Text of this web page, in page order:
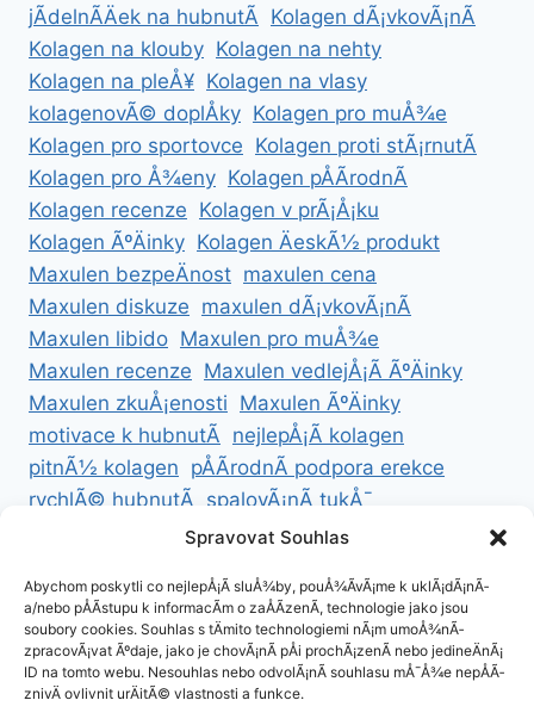
jÃ­delnÃ­Äek na hubnutÃ­ Kolagen dÃ¡vkovÃ¡nÃ­
Kolagen na klouby Kolagen na nehty
Kolagen na pleÅ¥ Kolagen na vlasy
kolagenovÃ© doplÅky Kolagen pro muÅ¾e
Kolagen pro sportovce Kolagen proti stÃ¡rnutÃ­
Kolagen pro Å¾eny Kolagen pÅÃ­rodnÃ­
Kolagen recenze Kolagen v prÃ¡Å¡ku
Kolagen ÃºÄinky Kolagen ÄeskÃ½ produkt
Maxulen bezpeÄnost maxulen cena
Maxulen diskuze maxulen dÃ¡vkovÃ¡nÃ­
Maxulen libido Maxulen pro muÅ¾e
Maxulen recenze Maxulen vedlejÅ¡Ã­ ÃºÄinky
Maxulen zkuÅ¡enosti Maxulen ÃºÄinky
motivace k hubnutÃ­ nejlepÅ¡Ã­ kolagen
pitnÃ½ kolagen pÅÃ­rodnÃ­ podpora erekce
rychlÃ© hubnutÃ­ spalovÃ¡nÃ­ tukÅ¯
ZdravÃ© hubnutÃ­ ZdravÃ© recepty na hubnutÃ­
ZÃ¡sady cookies (EU)
Spravovat Souhlas
Abychom poskytli co nejlepÅ¡Ã­ sluÅ¾by, pouÅ¾Ã­vÃ¡me k uklÃ¡dÃ¡nÃ­
a/nebo pÅÃ­stupu k informacÃ­m o zaÅÃ­zenÃ­, technologie jako jsou
soubory cookies. Souhlas s tÄmito technologiemi nÃ¡m umoÅ¾nÃ­
zpracovÃ¡vat Ãºdaje, jako je chovÃ¡nÃ­ pÅi prochÃ¡zenÃ­ nebo jedineÄnÃ¡
ID na tomto webu. Nesouhlas nebo odvolÃ¡nÃ­ souhlasu mÅ¯Å¾e nepÅÃ­
znivÄ ovlivnit urÄitÃ© vlastnosti a funkce.